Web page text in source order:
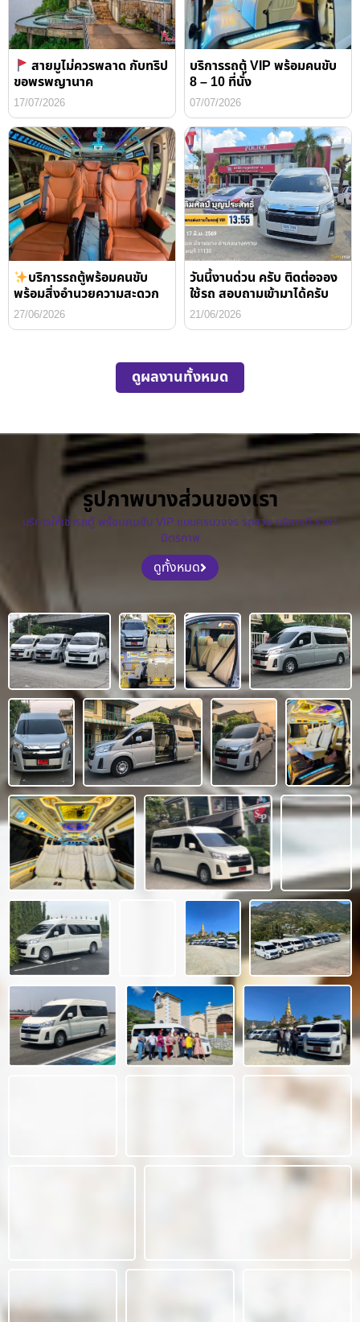
สายมูไม่ควรพลาด กับทริป
ขอพรพญานาค
17/07/2026
บริการรถตู้ VIP พร้อมคนขับ
8 – 10 ที่นั่ง
07/07/2026
บริการรถตู้พร้อมคนขับ
พร้อมสิ่งอำนวยความสะดวก
27/06/2026
วันนี้งานด่วน ครับ ติดต่อจอง
ใช้รถ สอบถามเข้ามาได้ครับ
21/06/2026
ดูผลงานทั้งหมด
รูปภาพบางส่วนของเรา
บริการให้เช่ารถตู้ พร้อมคนขับ VIP แบบครบวงจร รถสวย บริการดี ราคา
มิตรภาพ
ดูทั้งหมด